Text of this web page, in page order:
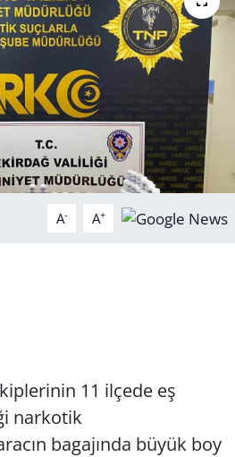
A- A+
11 ilçede eş
narkotik
bagajında büyük boy